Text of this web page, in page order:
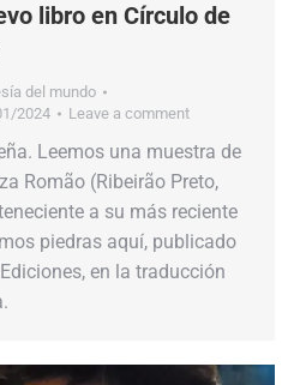
libro en Círculo de
del mundo
2024 Leave a comment
Leemos una muestra de
Romão (Ribeirão Preto,
a su más reciente
piedras aquí, publicado
en la traducción